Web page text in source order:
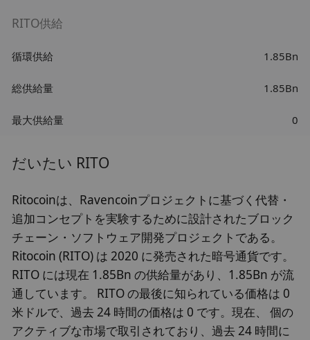
RITO供給
循環供給 1.85Bn
総供給量 1.85Bn
最大供給量 0
だいたい RITO
Ritocoinは、Ravencoinプロジェクトに基づく代替・
追加コンセプトを実験するために設計されたブロック
チェーン・ソフトウェア開発プロジェクトである。
Ritocoin (RITO) は 2020 に発売された暗号通貨です。
RITO には現在 1.85Bn の供給量があり、1.85Bn が流
通しています。 RITO の最後に知られている価格は 0
米ドルで、過去 24 時間の価格は 0 です。現在、 個の
アクティブな市場で取引されており、過去 24 時間に